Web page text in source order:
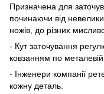
Призначена для
починаючи від
ножів, до різних
- Кут заточування
ковзанням по металевій
- Інженери компанії
кожну деталь.